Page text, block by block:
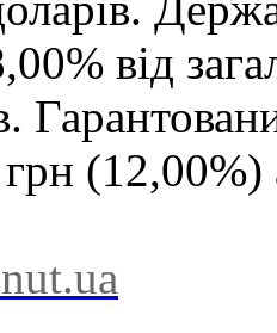
від
(12,00%)